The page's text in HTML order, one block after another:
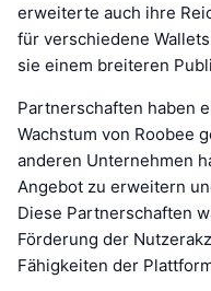
erweiterte auch ihre
für verschiedene
sie einem breiteren
Partnerschaften haben
Wachstum von Roobee
anderen Unternehmen
Angebot zu erweitern
Diese Partnerschaften
Förderung der
Fähigkeiten der